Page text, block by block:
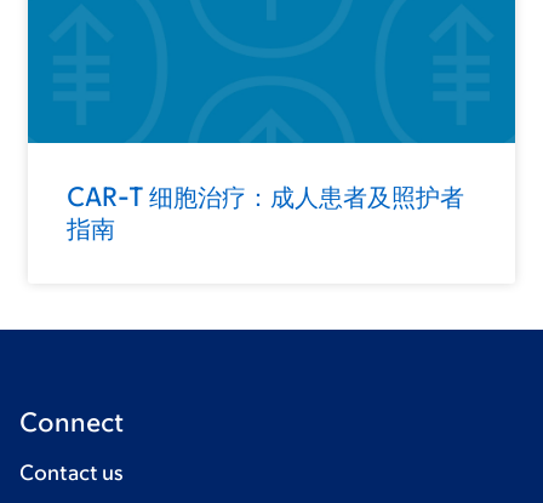
CAR-T 细胞治疗：成人患者及照护者
指南
Connect
Contact us